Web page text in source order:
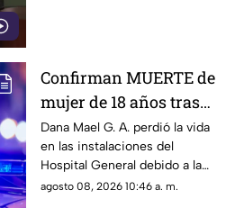
Gobierno Federal.
Confirman MUERTE de
mujer de 18 años tras
ser atropellada en
Ciudad Juárez
Dana Mael G. A. perdió la vida
en las instalaciones del
Hospital General debido a la
gravedad de las lesiones
agosto 08, 2026 10:46 a. m.